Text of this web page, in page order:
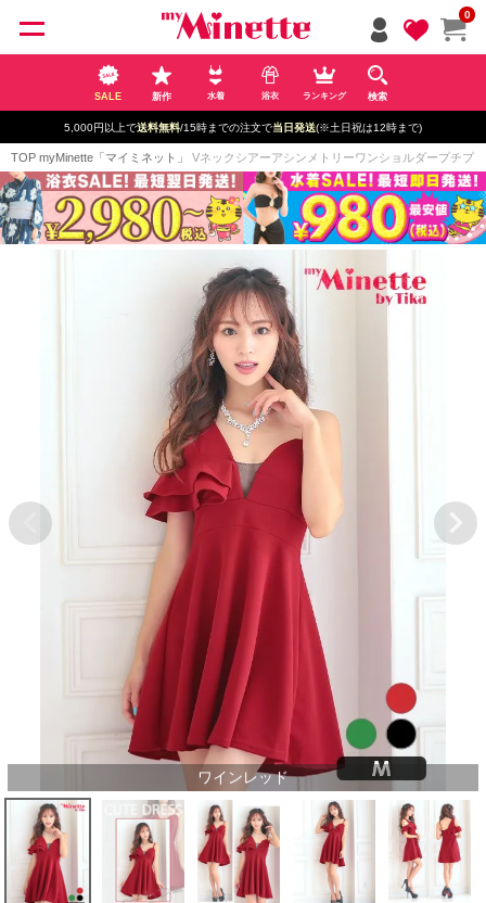
0
SALE 新作 水着 浴衣 ランキング 検索
5,000円以上で送料無料/15時までの注文で当日発送(※土日祝は12時まで)
TOP myMinette「マイミネット」 Vネックシアーアシンメトリーワンショルダープチプ
ワインレッド
ペー
ジト
ップ